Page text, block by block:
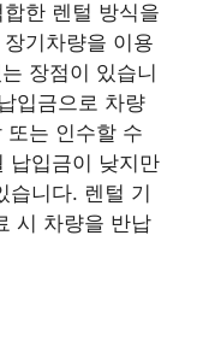
한 렌털 방식을
기차량을 이용
장점이 있습니
입금으로 차량
또는 인수할 수
납입금이 낮지만
습니다. 렌털 기
시 차량을 반납